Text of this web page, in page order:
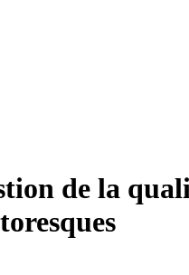
de la